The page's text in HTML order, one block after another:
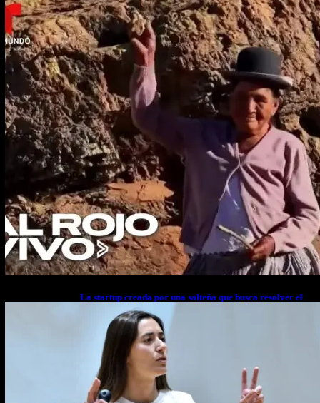
La startup creada por una salteña que busca resolver el
estrés financiero en Latinoamérica